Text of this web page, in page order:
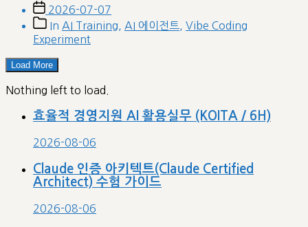
Post
date
2026-07-07
Post
categories
In AI Training AI 에이전트
Vibe Coding
Experiment
Load More
Nothing left to load.
효율적 경영지원 AI 활용실무 (KOITA / 6H)
2026-08-06
Claude 인증 아키텍트(Claude Certified
Architect) 수험 가이드
2026-08-06